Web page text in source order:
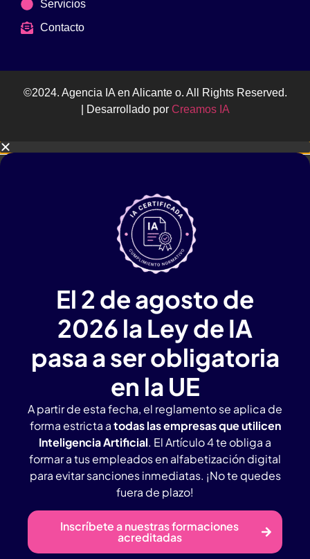
Servicios
Contacto
©2024. Agencia IA en Alicante o. All Rights Reserved.
| Desarrollado por Creamos IA
El 2 de agosto de
2026 la Ley de IA
pasa a ser obligatoria
en la UE
A partir de esta fecha, el reglamento se aplica de
forma estricta atodas las empresas que utilicen
Inteligencia Artificial. El Artículo 4 te obliga a
formar a tus empleados en alfabetización digital
para evitar sanciones inmediatas. ¡No te quedes
fuera de plazo!
Inscríbete a nuestras formaciones
acreditadas